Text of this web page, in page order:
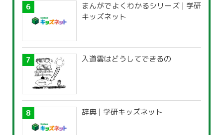
まんがでよくわかるシリーズ | 学研
キッズネット
入道雲はどうしてできるの
辞典 | 学研キッズネット